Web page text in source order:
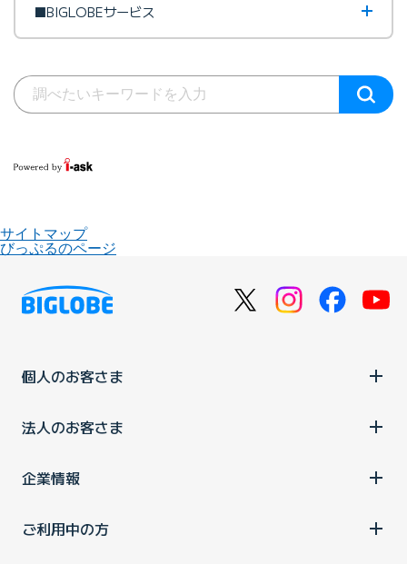
■BIGLOBEサービス
サイトマップ
びっぷるのページ
個人のお客さま
法人のお客さま
企業情報
ご利用中の方